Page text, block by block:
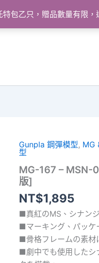
包乙只，贈品數量有限，
Gunpla 鋼彈模型, MG
型
MG-167 – MSN-
版]
NT$1,895
■真紅のMS、シナン
■マーキング、パッケ
■骨格フレームの素材
■劇中でも使用したシ